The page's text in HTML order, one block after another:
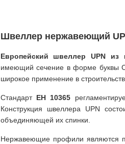
Швеллер нержавеющий
Европейский швеллер UPN
имеющий сечение в форме буквы
широкое применение в
Стандарт ЕН 10365
Конструкция швеллера UPN
объединяющей их спинки.
Нержавеющие профили являются